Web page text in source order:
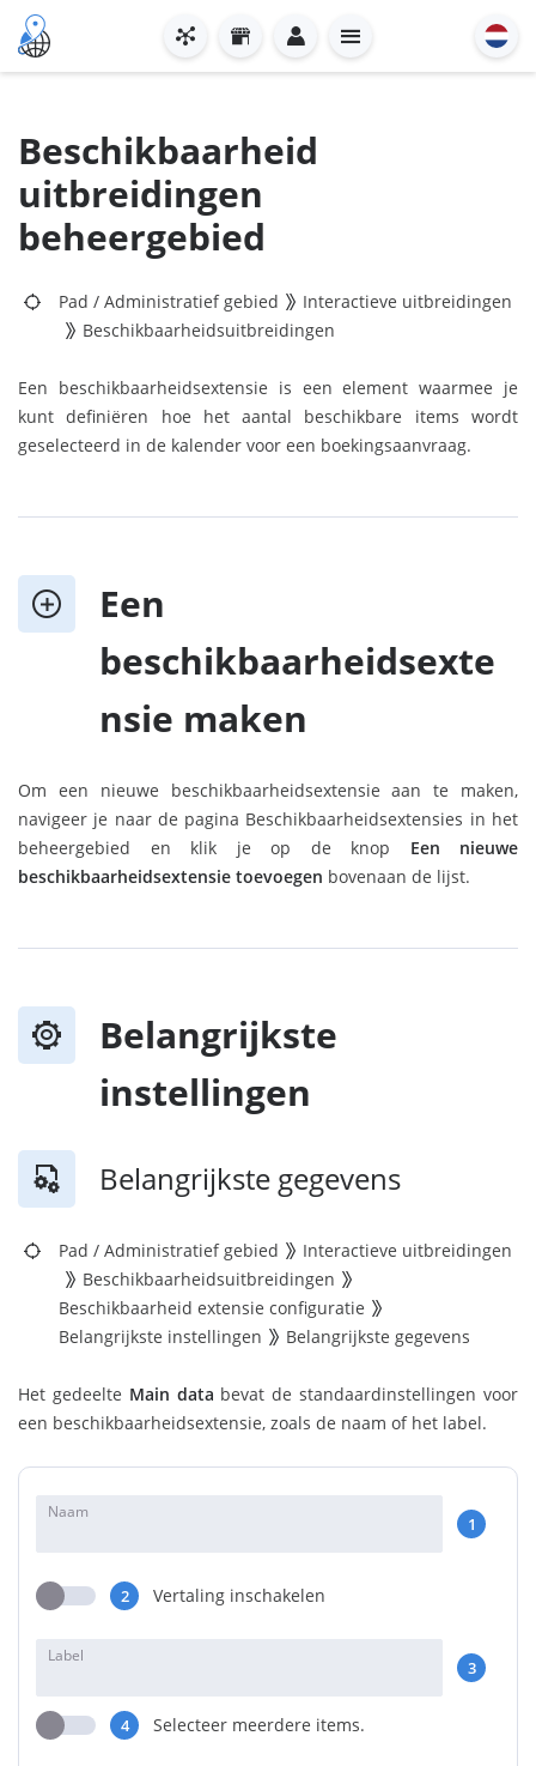
Beschikbaarheid
uitbreidingen
beheergebied
Pad / Administratief gebied
Interactieve uitbreidingen
Beschikbaarheidsuitbreidingen
Een beschikbaarheidsextensie is een element waarmee je
kunt definiëren hoe het aantal beschikbare items wordt
geselecteerd in de kalender voor een boekingsaanvraag.
Een
beschikbaarheidsexte
nsie maken
Om een nieuwe beschikbaarheidsextensie aan te maken,
navigeer je naar de pagina Beschikbaarheidsextensies in het
beheergebied en klik je op de knop Een nieuwe
beschikbaarheidsextensie toevoegen bovenaan de lijst.
Belangrijkste
instellingen
Belangrijkste gegevens
Pad / Administratief gebied
Interactieve uitbreidingen
Beschikbaarheidsuitbreidingen
Beschikbaarheid extensie configuratie
Belangrijkste instellingen
Belangrijkste gegevens
Het gedeelte Main data bevat de standaardinstellingen voor
een beschikbaarheidsextensie, zoals de naam of het label.
Naam
1
2 Vertaling inschakelen
Label
3
4 Selecteer meerdere items.